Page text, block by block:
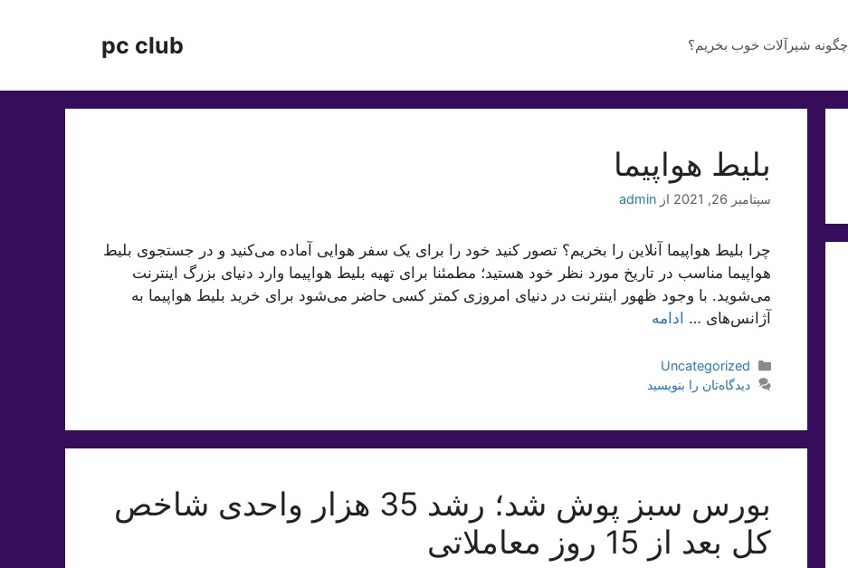
pc club چگونه شیرآلات خوب بخریم؟
بلیط هواپیما
سپتامبر 26, 2021 از admin
چرا بلیط هواپیما آنلاین را بخریم؟ تصور کنید خود را برای یک سفر هوایی آماده می‌کنید و در جستجوی بلیط
هواپیما مناسب در تاریخ مورد نظر خود هستید؛ مطمئنا برای تهیه بلیط هواپیما وارد دنیای بزرگ اینترنت
می‌شوید. با وجود ظهور اینترنت در دنیای امروزی کمتر کسی حاضر می‌شود برای خرید بلیط هواپیما به
آژانس‌های … ادامه
دسته‌ها
Uncategorized
دیدگاه‌تان را بنویسید
بورس سبز پوش شد؛ رشد 35 هزار واحدی شاخص
کل بعد از 15 روز معاملاتی